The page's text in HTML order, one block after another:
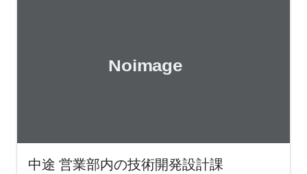
中途 営業部内の技術開発設計課